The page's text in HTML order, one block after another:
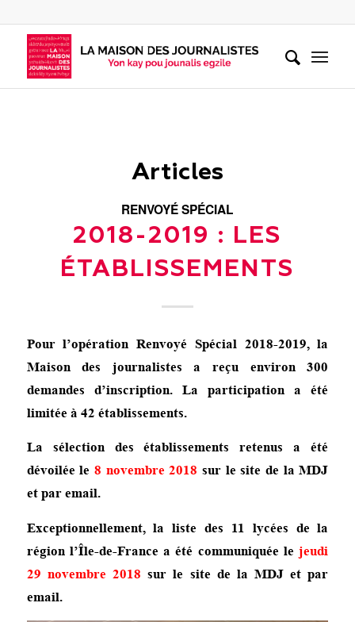
Articles
RENVOYÉ SPÉCIAL
2018-2019 : LES
ÉTABLISSEMENTS
Pour l’opération Renvoyé Spécial 2018-2019, la
Maison des journalistes a reçu environ 300
demandes d’inscription. La participation a été
limitée à 42 établissements.
La sélection des établissements retenus a été
dévoilée le 8 novembre 2018 sur le site de la MDJ
et par email.
Exceptionnellement, la liste des 11 lycées de la
région l’Île-de-France a été communiquée le jeudi
29 novembre 2018sur le site de la MDJ et par
email.